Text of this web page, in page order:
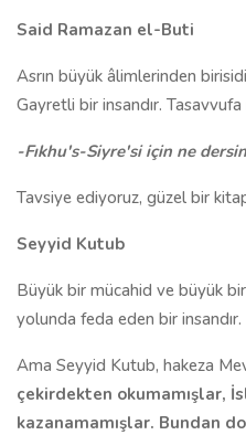
Said Ramazan el-Buti
Asrın büyük âlimlerinden
Gayretli bir insandır.
-Fıkhu's-Siyre'si için ne
Tavsiye ediyoruz, güzel bir
Seyyid Kutub
Büyük bir mücahid ve büyük
yolunda feda eden bir
Ama Seyyid Kutub, hakeza
çekirdekten okumamışlar,
kazanamamışlar. Bundan